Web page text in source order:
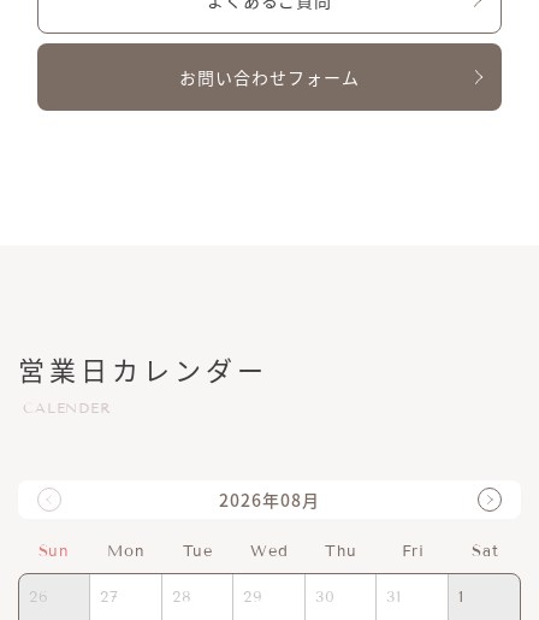
お問い合わせフォーム
営業日カレンダー
CALENDER
2026年08月
Sun Mon Tue Wed Thu Fri Sat
26 27 28 29 30 31 1